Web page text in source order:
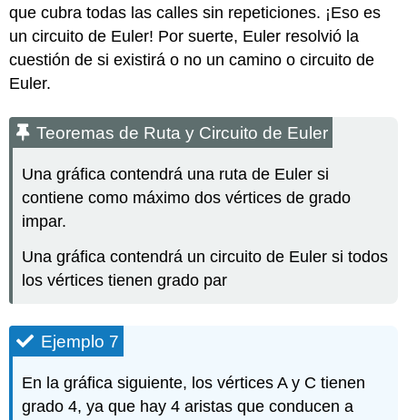
que cubra todas las calles sin repeticiones. ¡Eso es
un circuito de Euler! Por suerte, Euler resolvió la
cuestión de si existirá o no un camino o circuito de
Euler.
Teoremas de Ruta y Circuito de Euler
Una gráfica contendrá una ruta de Euler si
contiene como máximo dos vértices de grado
impar.
Una gráfica contendrá un circuito de Euler si todos
los vértices tienen grado par
Ejemplo 7
En la gráfica siguiente, los vértices A y C tienen
grado 4, ya que hay 4 aristas que conducen a